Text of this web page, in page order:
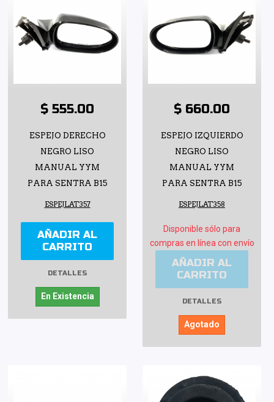
$ 555.00
ESPEJO DERECHO
NEGRO LISO
MANUAL YYM
PARA SENTRA B15
ESPEJLAT357
AÑADIR AL
CARRITO
DETALLES
En Existencia
$ 660.00
ESPEJO IZQUIERDO
NEGRO LISO
MANUAL YYM
PARA SENTRA B15
ESPEJLAT358
Disponible sólo para
compras en línea con envío
AÑADIR AL
CARRITO
DETALLES
Agotado